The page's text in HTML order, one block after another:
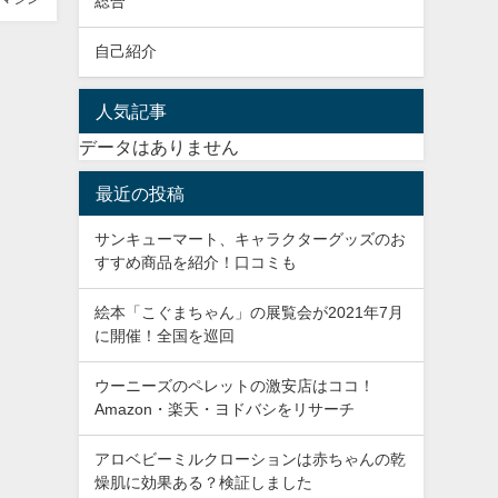
自己紹介
人気記事
データはありません
最近の投稿
サンキューマート、キャラクターグッズのお
すすめ商品を紹介！口コミも
絵本「こぐまちゃん」の展覧会が2021年7月
に開催！全国を巡回
ウーニーズのペレットの激安店はココ！
Amazon・楽天・ヨドバシをリサーチ
アロベビーミルクローションは赤ちゃんの乾
燥肌に効果ある？検証しました